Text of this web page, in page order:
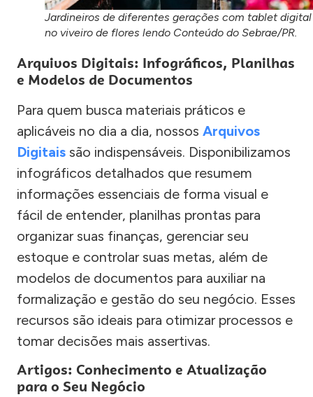
Jardineiros de diferentes gerações com tablet digital
no viveiro de flores lendo Conteúdo do Sebrae/PR.
Arquivos Digitais: Infográficos, Planilhas
e Modelos de Documentos
Para quem busca materiais práticos e
aplicáveis no dia a dia, nossos Arquivos
Digitais são indispensáveis. Disponibilizamos
infográficos detalhados que resumem
informações essenciais de forma visual e
fácil de entender, planilhas prontas para
organizar suas finanças, gerenciar seu
estoque e controlar suas metas, além de
modelos de documentos para auxiliar na
formalização e gestão do seu negócio. Esses
recursos são ideais para otimizar processos e
tomar decisões mais assertivas.
Artigos: Conhecimento e Atualização
para o Seu Negócio